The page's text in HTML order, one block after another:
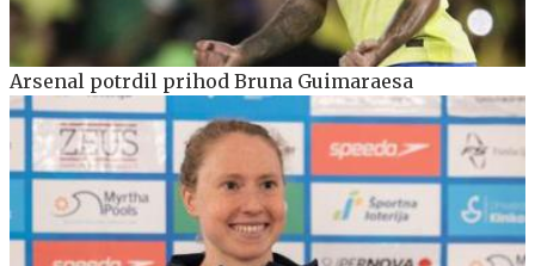
Arsenal potrdil prihod Bruna Guimaraesa